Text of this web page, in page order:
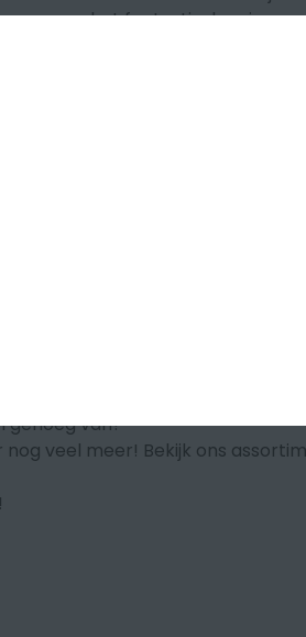
we het fantastische
genoeg van?
nog veel meer! Bekijk ons